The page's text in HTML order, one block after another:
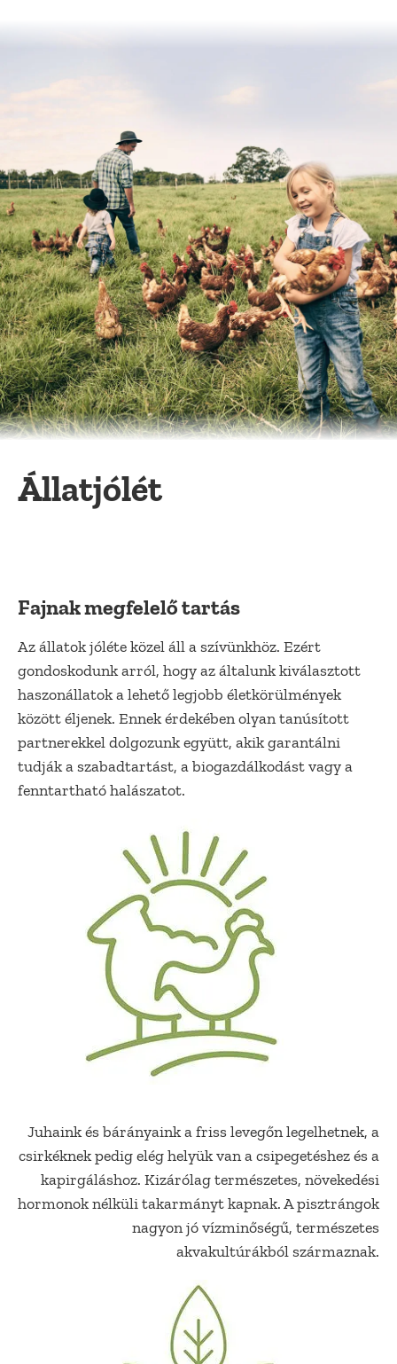
Állatjólét
Fajnak megfelelő tartás
Az állatok jóléte közel áll a szívünkhöz. Ezért
gondoskodunk arról, hogy az általunk kiválasztott
haszonállatok a lehető legjobb életkörülmények
között éljenek. Ennek érdekében olyan tanúsított
partnerekkel dolgozunk együtt, akik garantálni
tudják a szabadtartást, a biogazdálkodást vagy a
fenntartható halászatot.
Juhaink és bárányaink a friss levegőn legelhetnek, a
csirkéknek pedig elég helyük van a csipegetéshez és a
kapirgáláshoz. Kizárólag természetes, növekedési
hormonok nélküli takarmányt kapnak. A pisztrángok
nagyon jó vízminőségű, természetes
akvakultúrákból származnak.